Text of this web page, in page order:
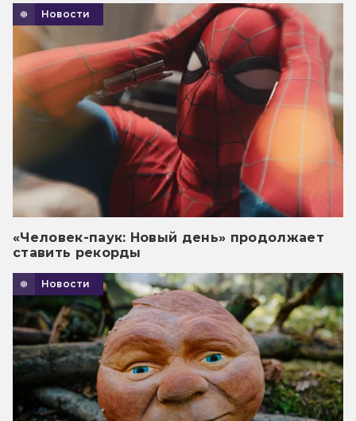
Новости
«Человек-паук: Новый день» продолжает
ставить рекорды
Новости